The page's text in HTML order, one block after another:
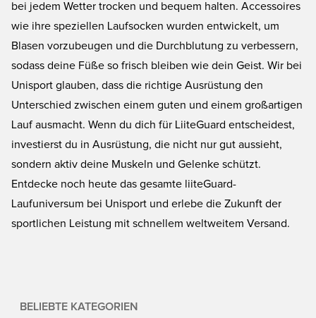
bei jedem Wetter trocken und bequem halten. Accessoires
wie ihre speziellen Laufsocken wurden entwickelt, um
Blasen vorzubeugen und die Durchblutung zu verbessern,
sodass deine Füße so frisch bleiben wie dein Geist. Wir bei
Unisport glauben, dass die richtige Ausrüstung den
Unterschied zwischen einem guten und einem großartigen
Lauf ausmacht. Wenn du dich für LiiteGuard entscheidest,
investierst du in Ausrüstung, die nicht nur gut aussieht,
sondern aktiv deine Muskeln und Gelenke schützt.
Entdecke noch heute das gesamte liiteGuard-
Laufuniversum bei Unisport und erlebe die Zukunft der
sportlichen Leistung mit schnellem weltweitem Versand.
BELIEBTE KATEGORIEN